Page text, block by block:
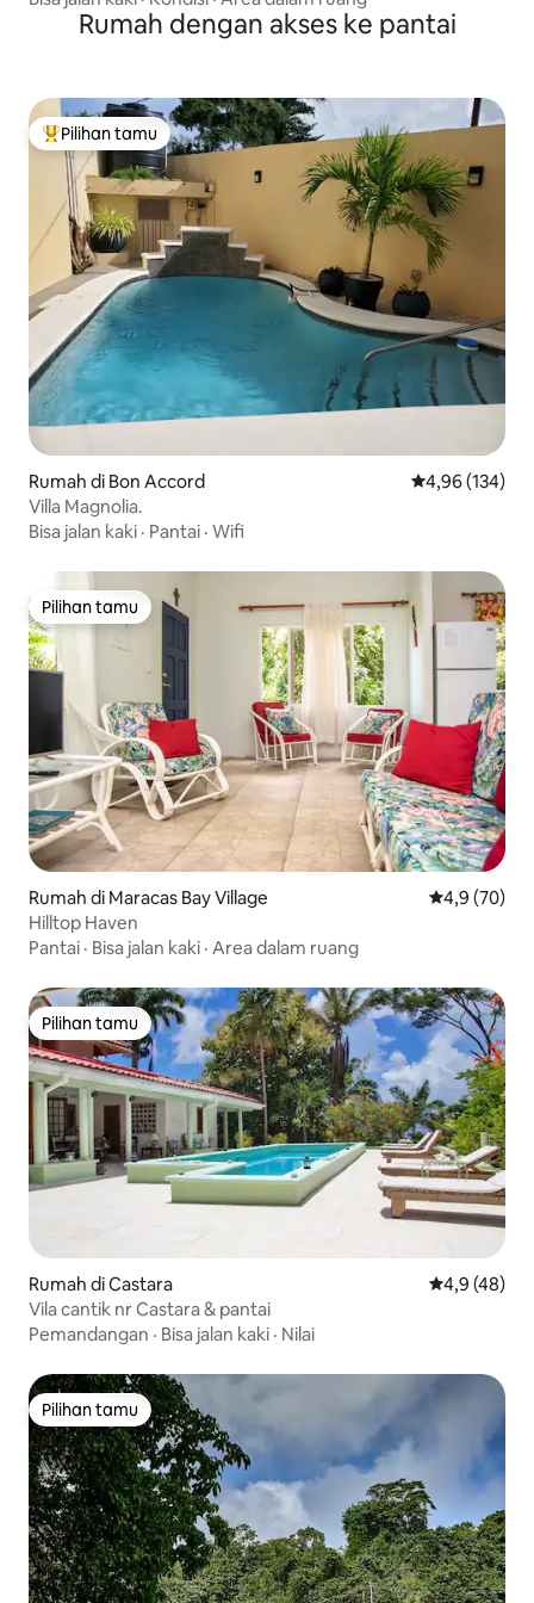
Rumah dengan akses ke pantai
Pilihan tamu terpopuler
Pilihan tamu
Rumah di Bon Accord Nilai rata-rata
4,96 (134)
Villa Magnolia.
Bisa jalan kaki · Pantai · Wifi
Pilihan tamu
Pilihan tamu
Rumah di Maracas Bay Village Nilai rata-
4,9 (70)
Hilltop Haven
Pantai · Bisa jalan kaki · Area dalam ruang
Pilihan tamu
Pilihan tamu
Rumah di Castara Nilai rata-
4,9 (48)
Vila cantik nr Castara & pantai
Pemandangan · Bisa jalan kaki · Nilai
Pilihan tamu
Pilihan tamu